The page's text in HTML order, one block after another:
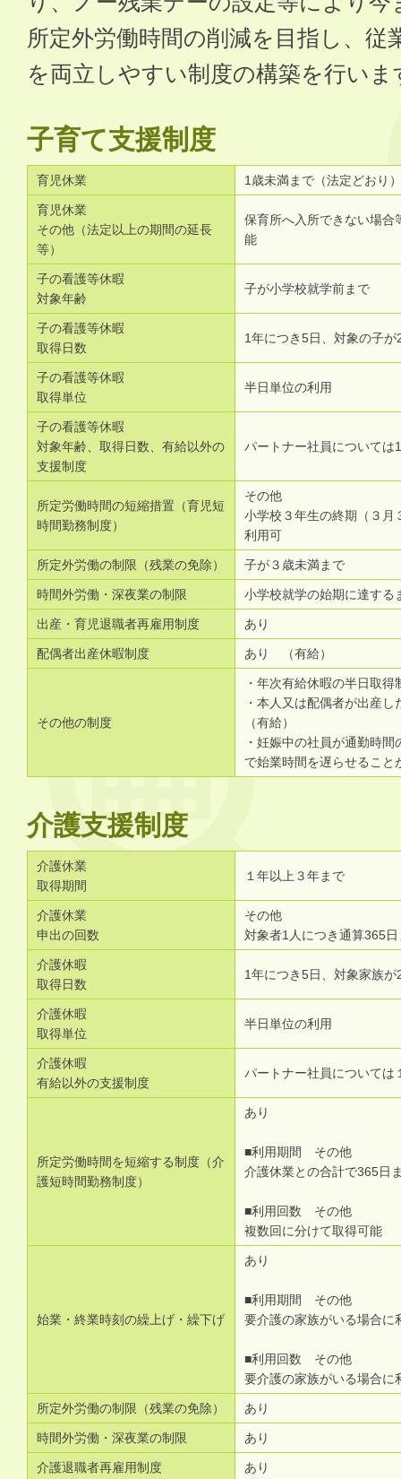
所定外労働時間の削減を目指し、従
を両立しやすい制度の構築を行いま
子育て支援制度
育児休業 1歳未満まで（法定どおり）
育児休業
その他（法定以上の期間の延長
等）
保育所へ入所できない場合
能
子の看護等休暇
対象年齢
子が小学校就学前まで
子の看護等休暇
取得日数
1年につき5日、対象の子
子の看護等休暇
取得単位
半日単位の利用
子の看護等休暇
対象年齢、取得日数、有給以外の
支援制度
パートナー社員については
所定労働時間の短縮措置（育児短
時間勤務制度）
その他
小学校３年生の終期（３月
利用可
所定外労働の制限（残業の免除） 子が３歳未満まで
時間外労働・深夜業の制限 小学校就学の始期に達する
出産・育児退職者再雇用制度 あり
配偶者出産休暇制度 あり （有給）
その他の制度
・年次有給休暇の半日取得
・本人又は配偶者が出産
（有給）
・妊娠中の社員が通勤時
で始業時間を遅らせること
介護支援制度
介護休業
取得期間
１年以上３年まで
介護休業
申出の回数
その他
対象者1人につき通算365
介護休暇
取得日数
1年につき5日、対象家族
介護休暇
取得単位
半日単位の利用
介護休暇
有給以外の支援制度
パートナー社員については
所定労働時間を短縮する制度（介
護短時間勤務制度）
あり
■利用期間 その他
介護休業との合計で365日
■利用回数 その他
複数回に分けて取得可能
始業・終業時刻の繰上げ・繰下げ
あり
■利用期間 その他
要介護の家族がいる場合に
■利用回数 その他
要介護の家族がいる場合に
所定外労働の制限（残業の免除） あり
時間外労働・深夜業の制限 あり
介護退職者再雇用制度 あり